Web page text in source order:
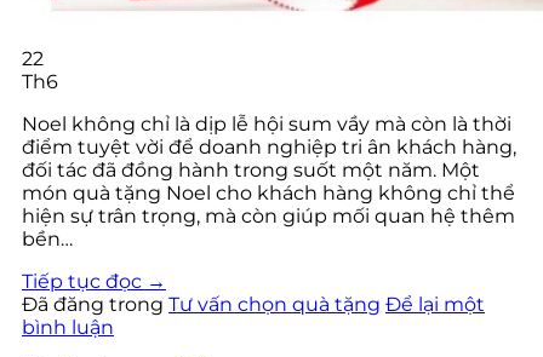
22
Th6
Noel không chỉ là dịp lễ hội sum vầy mà còn là thời
điểm tuyệt vời để doanh nghiệp tri ân khách hàng,
đối tác đã đồng hành trong suốt một năm. Một
món quà tặng Noel cho khách hàng không chỉ thể
hiện sự trân trọng, mà còn giúp mối quan hệ thêm
bền…
Tiếp tục đọc →
Đã đăng trong Tư vấn chọn quà tặng Để lại một
bình luận